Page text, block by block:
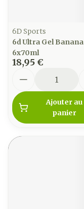
6D Sports
6d Ultra Gel Banana
6x70ml
18,95 €
Ajouter au
panier